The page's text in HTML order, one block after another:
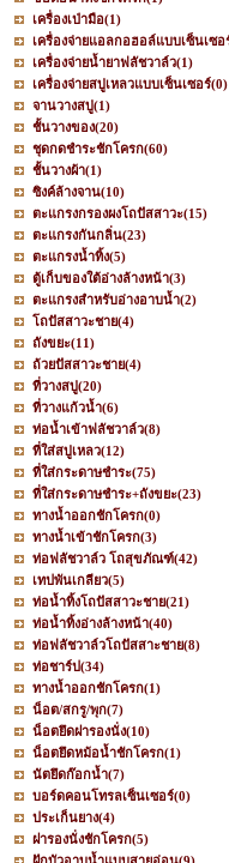
เครื่องเป่ามือ(1)
เครื่องจ่ายแอลกอฮอล์แบบเซ็นเซอ
เครื่องจ่ายน้ำยาฟลัชวาล์ว(1)
เครื่องจ่ายสบู่เหลวแบบเซ็นเซอร์(0)
จานวางสบู่(1)
ชั้นวางของ(20)
ชุดกดชำระชักโครก(60)
ชั้นวางผ้า(1)
ซิงค์ล้างจาน(10)
ตะแกรงกรองผงโถปัสสาวะ(15)
ตะแกรงกันกลิ่น(23)
ตะแกรงน้ำทิ้ง(5)
ตู้เก็บของใต้อ่างล้างหน้า(3)
ตะแกรงสำหรับอ่างอาบน้ำ(2)
โถปัสสาวะชาย(4)
ถังขยะ(11)
ถ้วยปัสสาวะชาย(4)
ที่วางสบู่(20)
ที่วางแก้วน้ำ(6)
ท่อน้ำเข้าฟลัชวาล์ว(8)
ที่ใส่สบู่เหลว(12)
ที่ใส่กระดาษชำระ(75)
ที่ใส่กระดาษชำระ+ถังขยะ(23)
ทางน้ำออกชักโครก(0)
ทางน้ำเข้าชักโครก(3)
ท่อฟลัชวาล์ว โถสุขภัณฑ์(42)
เทปพันเกลียว(5)
ท่อน้ำทิ้งโถปัสสาวะชาย(21)
ท่อน้ำทิ้งอ่างล้างหน้า(40)
ท่อฟลัชวาล์วโถปัสสาะชาย(8)
ท่อชาร์ป(34)
ทางน้ำออกชักโครก(1)
น็อต/สกรู/พุก(7)
น็อตยึดฝารองนั่ง(10)
น็อตยึดหม้อน้ำชักโครก(1)
นัตยึดก๊อกน้ำ(7)
บอร์ดคอนโทรลเซ็นเซอร์(0)
ประเก็นยาง(4)
ฝารองนั่งชักโครก(5)